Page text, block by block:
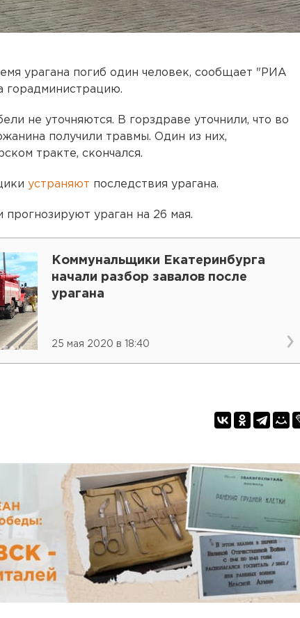
урагана погиб один человек, сообщает "РИА
горадминистрацию.
не уточняются. В горздраве уточнили, что во
получили травмы. Один из них,
тракте, скончался.
устраняют последствия урагана.
прогнозируют ураган на 26 мая.
Коммунальщики Екатеринбурга
начали разбор завалов после
урагана
25 мая 2020 в 18:40